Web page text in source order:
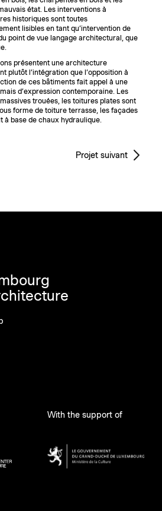
état. Les interventions à
historiques sont toutes
lisibles en tant qu’intervention de
point de vue langage architectural, que
présentent une architecture
plutôt l’intégration que l’opposition à
de ces bâtiments fait appel à une
d’expression contemporaine. Les
trouées, les toitures plates sont
forme de toiture terrasse, les façades
à base de chaux hydraulique.
Projet suivant
With the support of